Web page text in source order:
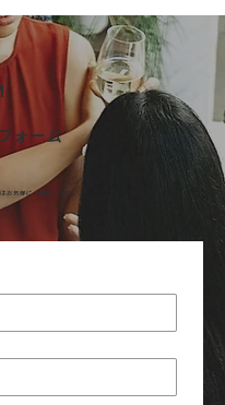
お気軽にご相談ください。
ォーム